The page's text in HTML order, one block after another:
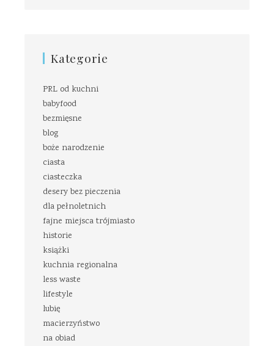
Kategorie
PRL od kuchni
babyfood
bezmięsne
blog
boże narodzenie
ciasta
ciasteczka
desery bez pieczenia
dla pełnoletnich
fajne miejsca trójmiasto
historie
książki
kuchnia regionalna
less waste
lifestyle
lubię
macierzyństwo
na obiad